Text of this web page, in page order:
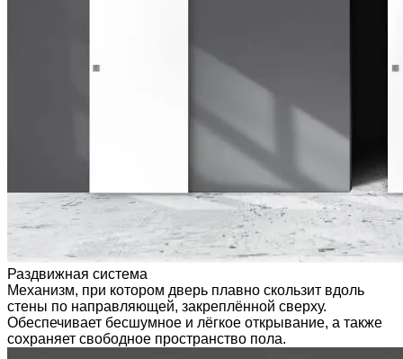
Раздвижная система
Механизм, при котором дверь плавно скользит вдоль
стены по направляющей, закреплённой сверху.
Обеспечивает бесшумное и лёгкое открывание, а также
сохраняет свободное пространство пола.